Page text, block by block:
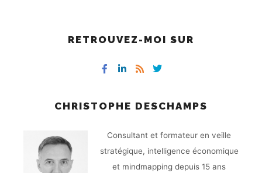
RETROUVEZ-MOI SUR
CHRISTOPHE DESCHAMPS
Consultant et formateur en veille
stratégique, intelligence économique
et mindmapping depuis 15 ans